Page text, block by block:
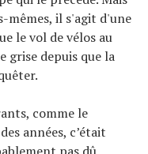
mêmes, il s'agit d'une
le vol de vélos au
grise depuis que la
comme le
années, c’était